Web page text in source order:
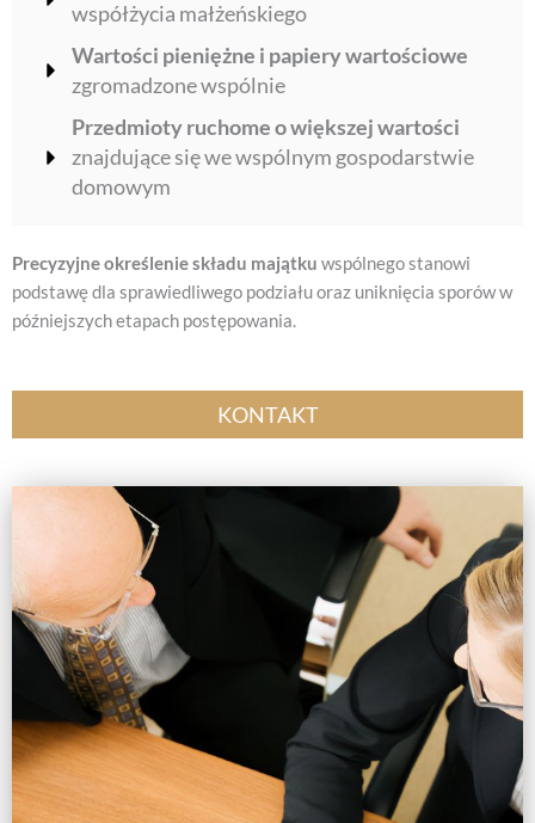
współżycia małżeńskiego
Wartości pieniężne i papiery wartościowe
zgromadzone wspólnie
Przedmioty ruchome o większej wartości
znajdujące się we wspólnym gospodarstwie
domowym
Precyzyjne określenie składu majątku wspólnego stanowi
podstawę dla sprawiedliwego podziału oraz uniknięcia sporów w
późniejszych etapach postępowania.
KONTAKT